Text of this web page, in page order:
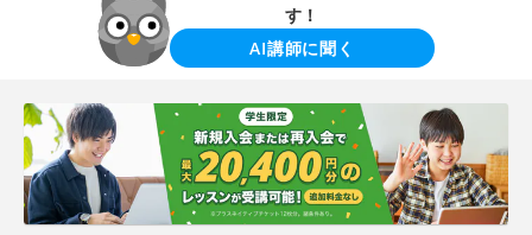
す！
AI講師に聞く